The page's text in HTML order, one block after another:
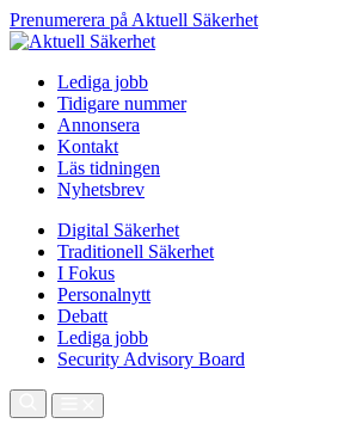
Prenumerera på Aktuell Säkerhet
Lediga jobb
Tidigare nummer
Annonsera
Kontakt
Läs tidningen
Nyhetsbrev
Digital Säkerhet
Traditionell Säkerhet
I Fokus
Personalnytt
Debatt
Lediga jobb
Security Advisory Board